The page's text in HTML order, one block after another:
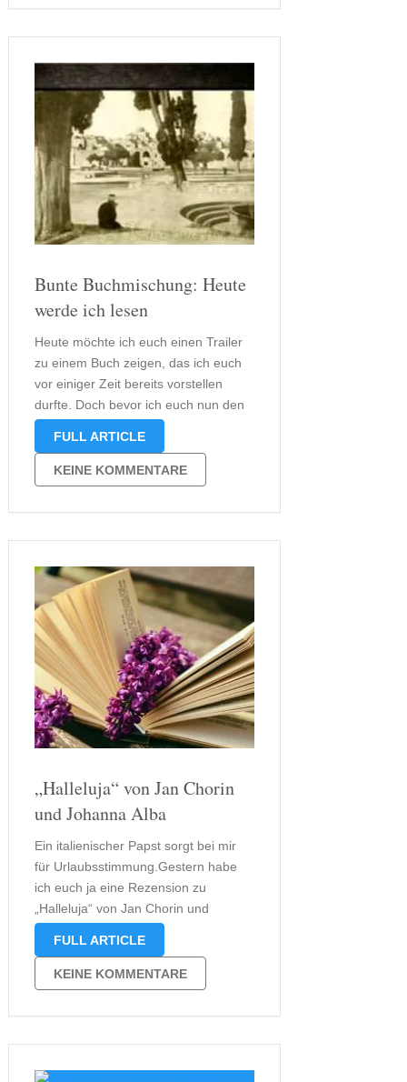
Bunte Buchmischung: Heute
werde ich lesen
Heute möchte ich euch einen Trailer
zu einem Buch zeigen, das ich euch
vor einiger Zeit bereits vorstellen
durfte. Doch bevor ich euch nun den
Trailer präsentieren werde, möchte
Musik des Trailers einen falschen
Eindruck hinterlässt. Das Buch ist
keinesfalls …
FULL ARTICLE
KEINE KOMMENTARE
„Halleluja“ von Jan Chorin
und Johanna Alba
Ein italienischer Papst sorgt bei mir
für Urlaubsstimmung.Gestern habe
ich euch ja eine Rezension zu
„Halleluja“ von Jan Chorin und
Johanna Alba versprochen. Heute
Rezension: In „Halleluja“ erlebt der
Leser die Geschichte eines Papstes
namens Petrus. Petrus ist aber nun …
FULL ARTICLE
KEINE KOMMENTARE